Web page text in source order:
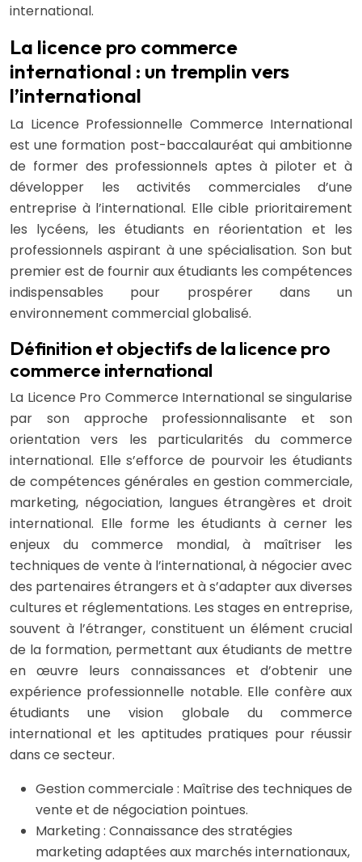
international.
La licence pro commerce
international : un tremplin vers
l’international
La Licence Professionnelle Commerce International
est une formation post-baccalauréat qui ambitionne
de former des professionnels aptes à piloter et à
développer les activités commerciales d’une
entreprise à l’international. Elle cible prioritairement
les lycéens, les étudiants en réorientation et les
professionnels aspirant à une spécialisation. Son but
premier est de fournir aux étudiants les compétences
indispensables pour prospérer dans un
environnement commercial globalisé.
Définition et objectifs de la licence pro
commerce international
La Licence Pro Commerce International se singularise
par son approche professionnalisante et son
orientation vers les particularités du commerce
international. Elle s’efforce de pourvoir les étudiants
de compétences générales en gestion commerciale,
marketing, négociation, langues étrangères et droit
international. Elle forme les étudiants à cerner les
enjeux du commerce mondial, à maîtriser les
techniques de vente à l’international, à négocier avec
des partenaires étrangers et à s’adapter aux diverses
cultures et réglementations. Les stages en entreprise,
souvent à l’étranger, constituent un élément crucial
de la formation, permettant aux étudiants de mettre
en œuvre leurs connaissances et d’obtenir une
expérience professionnelle notable. Elle confère aux
étudiants une vision globale du commerce
international et les aptitudes pratiques pour réussir
dans ce secteur.
Gestion commerciale : Maîtrise des techniques de
vente et de négociation pointues.
Marketing : Connaissance des stratégies
marketing adaptées aux marchés internationaux,